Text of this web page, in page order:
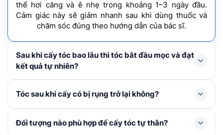
thể hơi căng và ê nhẹ trong khoảng 1–3 ngày đầu.
Cảm giác này sẽ giảm nhanh sau khi dùng thuốc và
chăm sóc đúng theo hướng dẫn của bác sĩ.
Sau khi cấy tóc bao lâu thì tóc bắt đầu mọc và đạt
kết quả tự nhiên?
Tóc mới thường rụng shock loss trong 1-3 tháng đầu
năm.
Tóc sau khi cấy có bị rụng trở lại không?
Trong 1 – 3 tháng đầu, tóc cấy có thể rụng thay thân
Đối tượng nào phù hợp để cấy tóc tự thân?